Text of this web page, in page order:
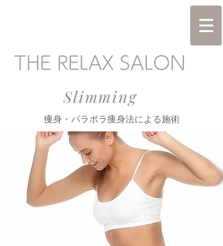
Slimming
​痩身・パラボラ痩身法による施術